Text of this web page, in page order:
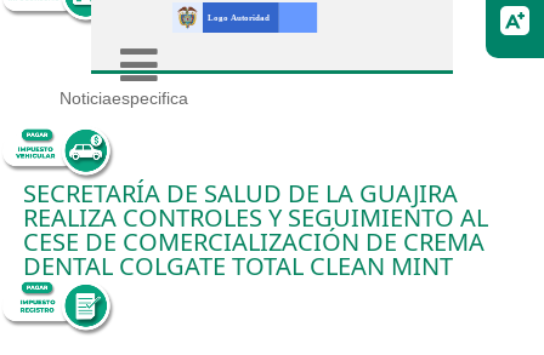
Noticiaespecifica
SECRETARÍA DE SALUD DE LA GUAJIRA
REALIZA CONTROLES Y SEGUIMIENTO AL
CESE DE COMERCIALIZACIÓN DE CREMA
DENTAL COLGATE TOTAL CLEAN MINT
10/8/2025